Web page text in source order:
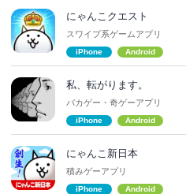
にゃんこクエスト
スワイプ系ゲームアプリ
iPhone Android
私、転がります。
バカゲー・奇ゲーアプリ
iPhone Android
にゃんこ新日本
積みゲーアプリ
iPhone Android